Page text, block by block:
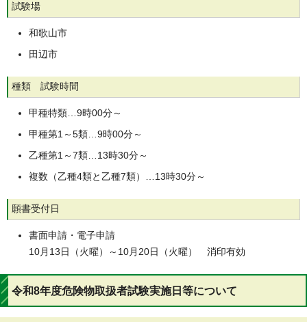
試験場
和歌山市
田辺市
種類 試験時間
甲種特類…9時00分～
甲種第1～5類…9時00分～
乙種第1～7類…13時30分～
複数（乙種4類と乙種7類）…13時30分～
願書受付日
書面申請・電子申請
10月13日（火曜）～10月20日（火曜） 消印有効
令和8年度危険物取扱者試験実施日等について